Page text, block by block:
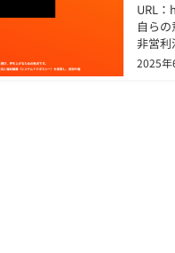
2025年
URL
自ら
非営利
しまし